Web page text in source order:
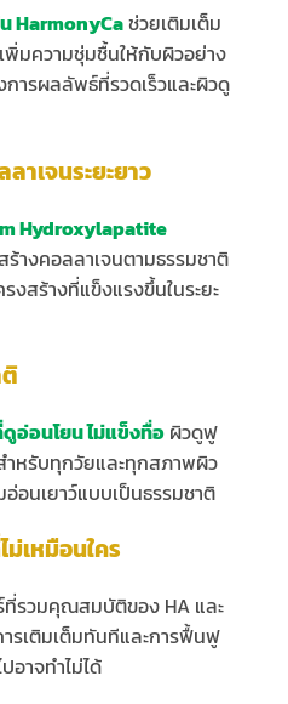
HarmonyCaช่วยเติมเต็ม
มความชุ่มชื้นให้กับผิวอย่าง
ารผลลัพธ์ที่รวดเร็วและผิวดู
าเจนระยะยาว
Hydroxylapatite
ร้างคอลลาเจนตามธรรมชาติ
งสร้างที่แข็งแรงขึ้นในระยะ
อ่อนโยน ไม่แข็งทื่อ ผิวดูฟู
ำหรับทุกวัยและทุกสภาพผิว
อนเยาว์แบบเป็นธรรมชาติ
ม่เหมือนใคร
ที่รวมคุณสมบัติของ HA และ
รเติมเต็มทันทีและการฟื้นฟู
อาจทำไม่ได้